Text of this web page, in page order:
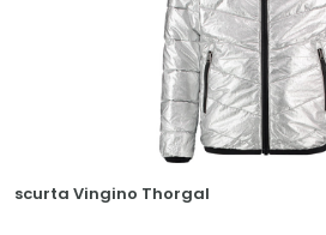
scurta Vingino Thorgal